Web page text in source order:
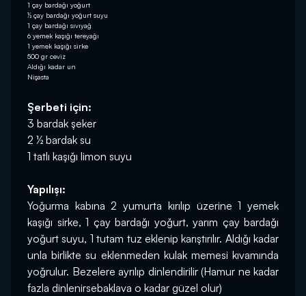
1 çay bardağı yoğurt
½ çay bardağı yoğurt suyu
1 çay bardağı sıvıyağ
6 yemek kaşığı tereyağı
1 yemek kaşığı sirke
500 gr ceviz
Aldığı kadar un
Nişasta
Şerbeti için:
3 bardak şeker
2 ½ bardak su
1 tatlı kaşığı limon suyu
Yapılışı:
Yoğurma kabına 2 yumurta kırılıp üzerine 1 yemek
kaşığı sirke, 1 çay bardağı yoğurt, yarım çay bardağı
yoğurt suyu, 1 tutam tuz eklenip karıştırılır. Aldığı kadar
unla birlikte su eklenmeden kulak memesi kıvamında
yoğrulur. Bezelere ayrılıp dinlendirilir (Hamur ne kadar
fazla dinlenirsebaklava o kadar güzel olur)